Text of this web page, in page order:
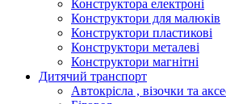
Конструктора електроні
Конструктори для малюків
Конструктори пластикові
Конструктори металеві
Конструктори магнітні
Дитячий транспорт
Автокрісла , візочки та